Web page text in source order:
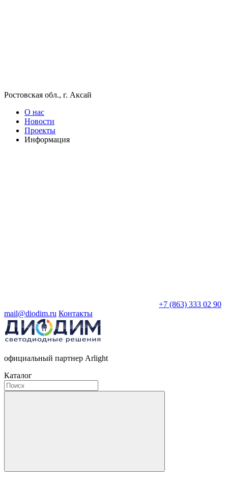
Ростовская обл., г. Аксай
О нас
Новости
Проекты
Информация
+7 (863) 333 02 90
mail@diodim.ru Контакты
официальный партнер Arlight
Каталог